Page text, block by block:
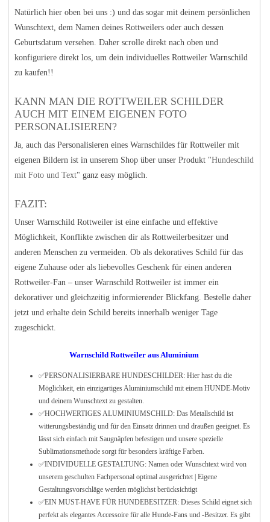
Natürlich hier oben bei uns :) und das sogar mit deinem persönlichen
Wunschtext, dem Namen deines Rottweilers oder auch dessen
Geburtsdatum versehen. Daher scrolle direkt nach oben und
konfiguriere direkt los, um dein individuelles Rottweiler Warnschild
zu kaufen!!
KANN MAN DIE ROTTWEILER SCHILDER
AUCH MIT EINEM EIGENEN FOTO
PERSONALISIEREN?
Ja, auch das Personalisieren eines Warnschildes für Rottweiler mit
eigenen Bildern ist in unserem Shop über unser Produkt "Hundeschild
mit Foto und Text" ganz easy möglich.
FAZIT:
Unser Warnschild Rottweiler ist eine einfache und effektive
Möglichkeit, Konflikte zwischen dir als Rottweilerbesitzer und
anderen Menschen zu vermeiden. Ob als dekoratives Schild für das
eigene Zuhause oder als liebevolles Geschenk für einen anderen
Rottweiler-Fan – unser Warnschild Rottweiler ist immer ein
dekorativer und gleichzeitig informierender Blickfang. Bestelle daher
jetzt und erhalte dein Schild bereits innerhalb weniger Tage
zugeschickt.
Warnschild Rottweiler aus Aluminium
✅PERSONALISIERBARE HUNDESCHILDER: Hier hast du die
Möglichkeit, ein einzigartiges Aluminiumschild mit einem HUNDE-Motiv
und deinem Wunschtext zu gestalten.
✅HOCHWERTIGES ALUMINIUMSCHILD: Das Metallschild ist
witterungsbeständig und für den Einsatz drinnen und draußen geeignet. Es
lässt sich einfach mit Saugnäpfen befestigen und unsere spezielle
Sublimationsmethode sorgt für besonders kräftige Farben.
✅INDIVIDUELLE GESTALTUNG: Namen oder Wunschtext wird von
unserem geschulten Fachpersonal optimal ausgerichtet | Eigene
Gestaltungsvorschläge werden möglichst berücksichtigt
✅EIN MUST-HAVE FÜR HUNDEBESITZER: Dieses Schild eignet sich
perfekt als elegantes Accessoire für alle Hunde-Fans und -Besitzer. Es gibt